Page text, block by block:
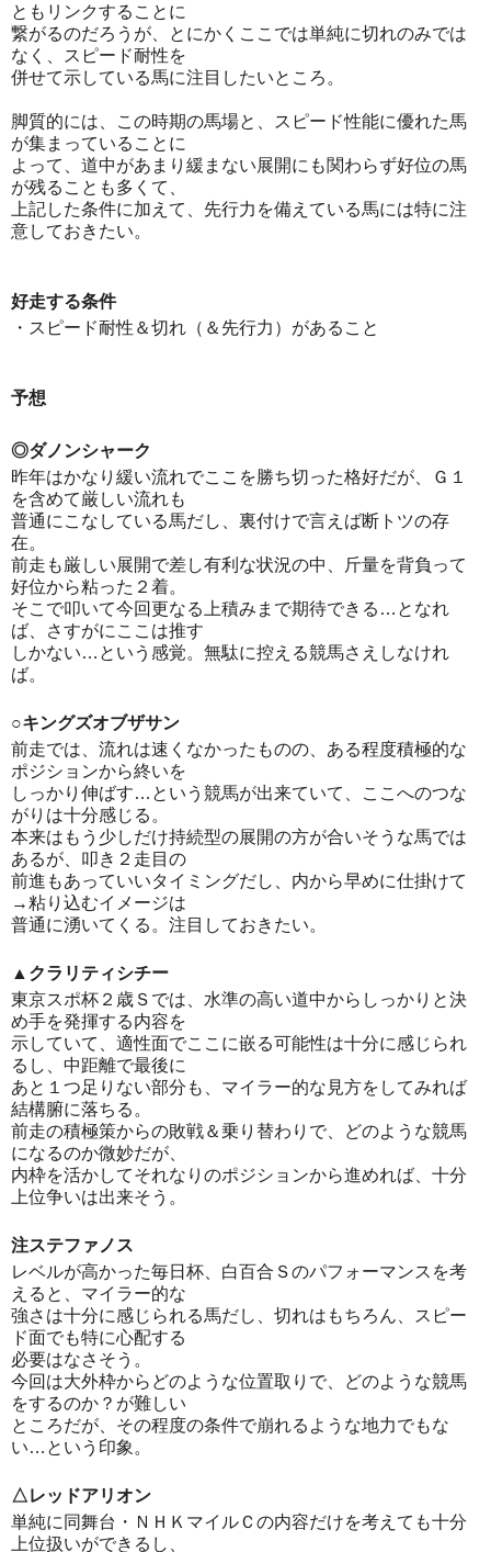
ともリンクすることに
繋がるのだろうが、とにかくここでは単純に切れのみでは
なく、スピード耐性を
併せて示している馬に注目したいところ。
脚質的には、この時期の馬場と、スピード性能に優れた馬
が集まっていることに
よって、道中があまり緩まない展開にも関わらず好位の馬
が残ることも多くて、
上記した条件に加えて、先行力を備えている馬には特に注
意しておきたい。
好走する条件
・スピード耐性＆切れ（＆先行力）があること
予想
◎ダノンシャーク
昨年はかなり緩い流れでここを勝ち切った格好だが、Ｇ１
を含めて厳しい流れも
普通にこなしている馬だし、裏付けで言えば断トツの存
在。
前走も厳しい展開で差し有利な状況の中、斤量を背負って
好位から粘った２着。
そこで叩いて今回更なる上積みまで期待できる…となれ
ば、さすがにここは推す
しかない…という感覚。無駄に控える競馬さえしなけれ
ば。
○キングズオブザサン
前走では、流れは速くなかったものの、ある程度積極的な
ポジションから終いを
しっかり伸ばす…という競馬が出来ていて、ここへのつな
がりは十分感じる。
本来はもう少しだけ持続型の展開の方が合いそうな馬では
あるが、叩き２走目の
前進もあっていいタイミングだし、内から早めに仕掛けて
→粘り込むイメージは
普通に湧いてくる。注目しておきたい。
▲クラリティシチー
東京スポ杯２歳Ｓでは、水準の高い道中からしっかりと決
め手を発揮する内容を
示していて、適性面でここに嵌る可能性は十分に感じられ
るし、中距離で最後に
あと１つ足りない部分も、マイラー的な見方をしてみれば
結構腑に落ちる。
前走の積極策からの敗戦＆乗り替わりで、どのような競馬
になるのか微妙だが、
内枠を活かしてそれなりのポジションから進めれば、十分
上位争いは出来そう。
注ステファノス
レベルが高かった毎日杯、白百合Ｓのパフォーマンスを考
えると、マイラー的な
強さは十分に感じられる馬だし、切れはもちろん、スピー
ド面でも特に心配する
必要はなさそう。
今回は大外枠からどのような位置取りで、どのような競馬
をするのか？が難しい
ところだが、その程度の条件で崩れるような地力でもな
い…という印象。
△レッドアリオン
単純に同舞台・ＮＨＫマイルＣの内容だけを考えても十分
上位扱いができるし、